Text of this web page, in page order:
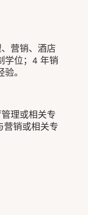
营销、酒店
学位；4 年销
。
理或相关专
营销或相关专